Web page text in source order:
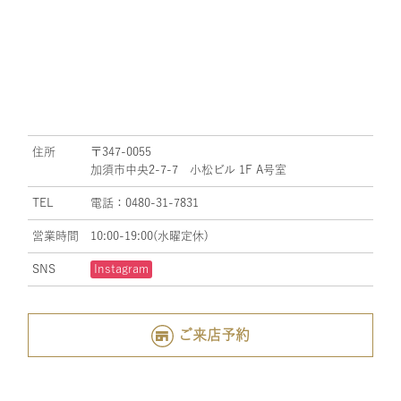
住所
〒347-0055
加須市中央2-7-7 小松ビル 1F A号室
TEL 電話：0480-31-7831
営業時間 10:00-19:00(水曜定休)
SNS Instagram
ご来店予約